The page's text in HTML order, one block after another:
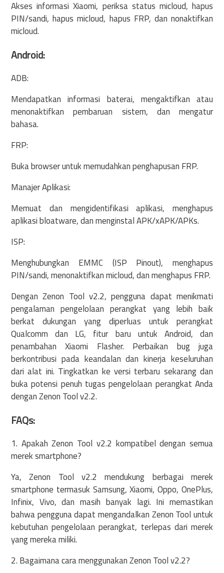
Akses informasi Xiaomi, periksa status micloud, hapus
PIN/sandi, hapus micloud, hapus FRP, dan nonaktifkan
micloud.
Android:
ADB:
Mendapatkan informasi baterai, mengaktifkan atau
menonaktifkan pembaruan sistem, dan mengatur
bahasa.
FRP:
Buka browser untuk memudahkan penghapusan FRP.
Manajer Aplikasi:
Memuat dan mengidentifikasi aplikasi, menghapus
aplikasi bloatware, dan menginstal APK/xAPK/APKs.
ISP:
Menghubungkan EMMC (ISP Pinout), menghapus
PIN/sandi, menonaktifkan micloud, dan menghapus FRP.
Dengan Zenon Tool v2.2, pengguna dapat menikmati
pengalaman pengelolaan perangkat yang lebih baik
berkat dukungan yang diperluas untuk perangkat
Qualcomm dan LG, fitur baru untuk Android, dan
penambahan Xiaomi Flasher. Perbaikan bug juga
berkontribusi pada keandalan dan kinerja keseluruhan
dari alat ini. Tingkatkan ke versi terbaru sekarang dan
buka potensi penuh tugas pengelolaan perangkat Anda
dengan Zenon Tool v2.2.
FAQs:
1. Apakah Zenon Tool v2.2 kompatibel dengan semua
merek smartphone?
Ya, Zenon Tool v2.2 mendukung berbagai merek
smartphone termasuk Samsung, Xiaomi, Oppo, OnePlus,
Infinix, Vivo, dan masih banyak lagi. Ini memastikan
bahwa pengguna dapat mengandalkan Zenon Tool untuk
kebutuhan pengelolaan perangkat, terlepas dari merek
yang mereka miliki.
2. Bagaimana cara menggunakan Zenon Tool v2.2?